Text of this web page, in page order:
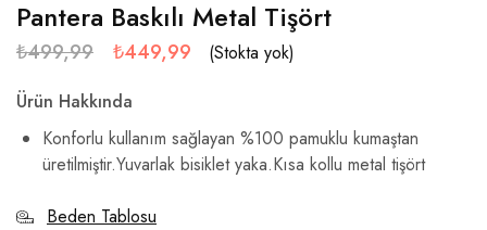
Pantera Baskılı Metal Tişört
₺499,99 ₺449,99
(Stokta yok)
Ürün Hakkında
Konforlu kullanım sağlayan %100 pamuklu kumaştan
üretilmiştir.Yuvarlak bisiklet yaka.Kısa kollu metal tişört
Beden Tablosu